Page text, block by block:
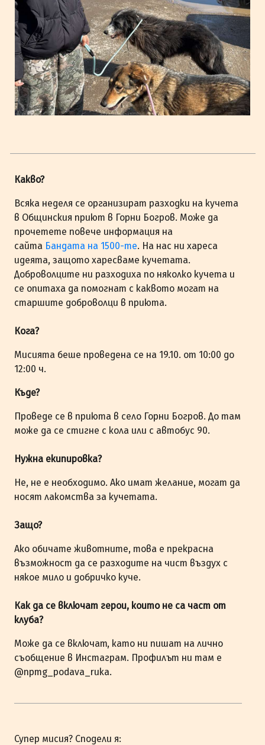
Какво?
Всяка неделя се организират разходки на кучета
в Общинския приют в Горни Богров. Може да
прочетете повече информация на
сайта Бандата на 1500-те. На нас ни хареса
идеята, защото харесваме кучетата.
Доброволците ни разходиха по няколко кучета и
се опитаха да помогнат с каквото могат на
старшите доброволци в приюта.
Кога?
Мисията беше проведена се на 19.10. от 10:00 до
12:00 ч.
Къде?
Проведе се в приюта в село Горни Богров. До там
може да се стигне с кола или с автобус 90.
Нужна екипировка?
Не, не е необходимо. Ако имат желание, могат да
носят лакомства за кучетата.
Защо?
Ако обичате животните, това е прекрасна
възможност да се разходите на чист въздух с
някое мило и добричко куче.
Как да се включат герои, които не са част от
клуба?
Може да се включат, като ни пишат на лично
съобщение в Инстаграм. Профилът ни там е
@npmg_podava_ruka.
Супер мисия? Сподели я: